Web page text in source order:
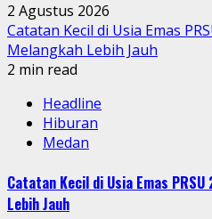
2 Agustus 2026
Catatan Kecil di Usia Emas
Melangkah Lebih Jauh
2 min read
Headline
Hiburan
Medan
Catatan Kecil di Usia Emas
Lebih Jauh